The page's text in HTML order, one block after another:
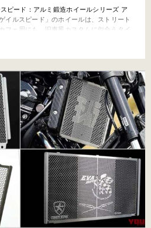
ピード：アルミ鍛造ホイールシリーズ ア
イルスピード」のホイールは、ストリート
フェ用にも、旧車風カスタムに似合うタイ
、多彩なアルミ鍛造ホイール製品が揃
る。 【ゲイル…